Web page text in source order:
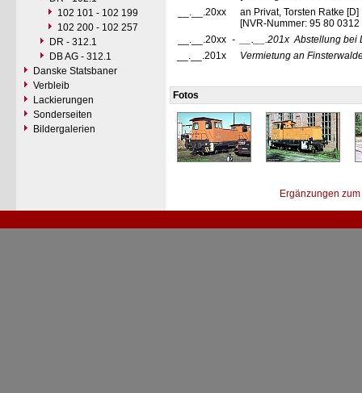
102 101 - 102 199
102 200 - 102 257
DR - 312.1
DB AG - 312.1
Danske Statsbaner
Verbleib
Lackierungen
Sonderseiten
Bildergalerien
__.__.20xx
an Privat, Torsten Ratke
[NVR-Nummer: 95 80
__.__.20xx - __.__.201x Abstellung bei
__.__.201x
Vermietung an
Fotos
Ergänzungen